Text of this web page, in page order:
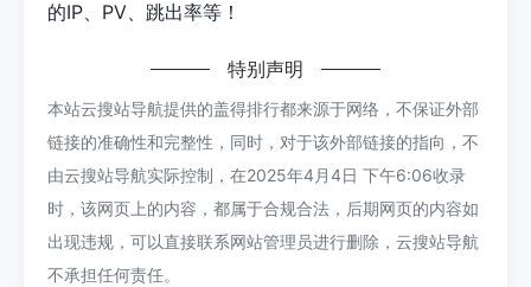
的IP、PV、跳出率等！
特别声明
本站云搜站导航提供的盖得排行都来源于网络，不保证外部
链接的准确性和完整性，同时，对于该外部链接的指向，不
由云搜站导航实际控制，在2025年4月4日 下午6:06收录
时，该网页上的内容，都属于合规合法，后期网页的内容如
出现违规，可以直接联系网站管理员进行删除，云搜站导航
不承担任何责任。